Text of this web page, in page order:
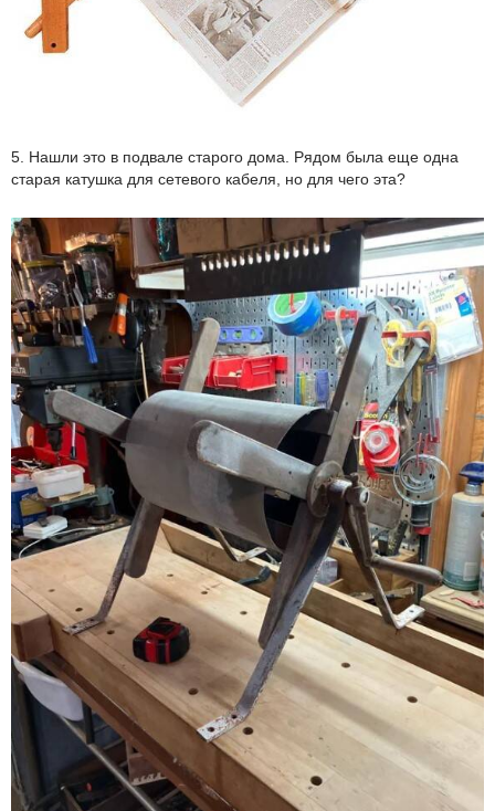
5. Нашли это в подвале старого дома. Рядом была еще одна
старая катушка для сетевого кабеля, но для чего эта?